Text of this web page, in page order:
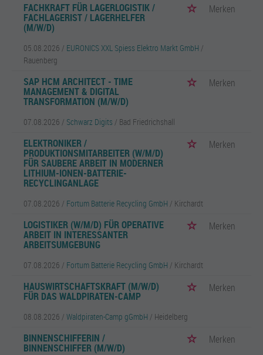
FACHKRAFT FÜR LAGERLOGISTIK /
FACHLAGERIST / LAGERHELFER
(M/W/D)
Merken
05.08.2026 / EURONICS XXL Spiess Elektro Markt GmbH /
Rauenberg
SAP HCM ARCHITECT - TIME
MANAGEMENT & DIGITAL
TRANSFORMATION (M/W/D)
Merken
07.08.2026 / Schwarz Digits / Bad Friedrichshall
ELEKTRONIKER /
PRODUKTIONSMITARBEITER (W/M/D)
FÜR SAUBERE ARBEIT IN MODERNER
LITHIUM-IONEN-BATTERIE-
RECYCLINGANLAGE
Merken
07.08.2026 / Fortum Batterie Recycling GmbH / Kirchardt
LOGISTIKER (W/M/D) FÜR OPERATIVE
ARBEIT IN INTERESSANTER
ARBEITSUMGEBUNG
Merken
07.08.2026 / Fortum Batterie Recycling GmbH / Kirchardt
HAUSWIRTSCHAFTSKRAFT (M/W/D)
FÜR DAS WALDPIRATEN-CAMP
Merken
08.08.2026 / Waldpiraten-Camp gGmbH / Heidelberg
BINNENSCHIFFERIN /
BINNENSCHIFFER (M/W/D)
Merken